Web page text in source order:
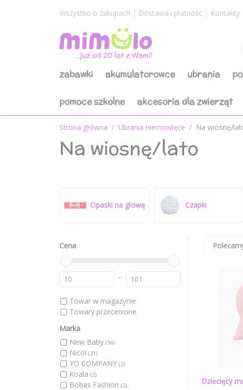
Wszystko o zakupach Dostawa i płatność Kontakty
zabawki akumulatorowce ubrania
pomoce szkolne akcesoria dla zwierząt
Strona główna Ubrania niemowlęce Na wiosnę/
Na wiosnę/lato
Opaski na głowę Czapki
Cena
-
Towar w magazynie
Towary przecenione
Marka
New Baby (96)
Nicol (21)
YO COMPANY (2)
Koala (2)
Bobas Fashion (2)
Dziecięcy